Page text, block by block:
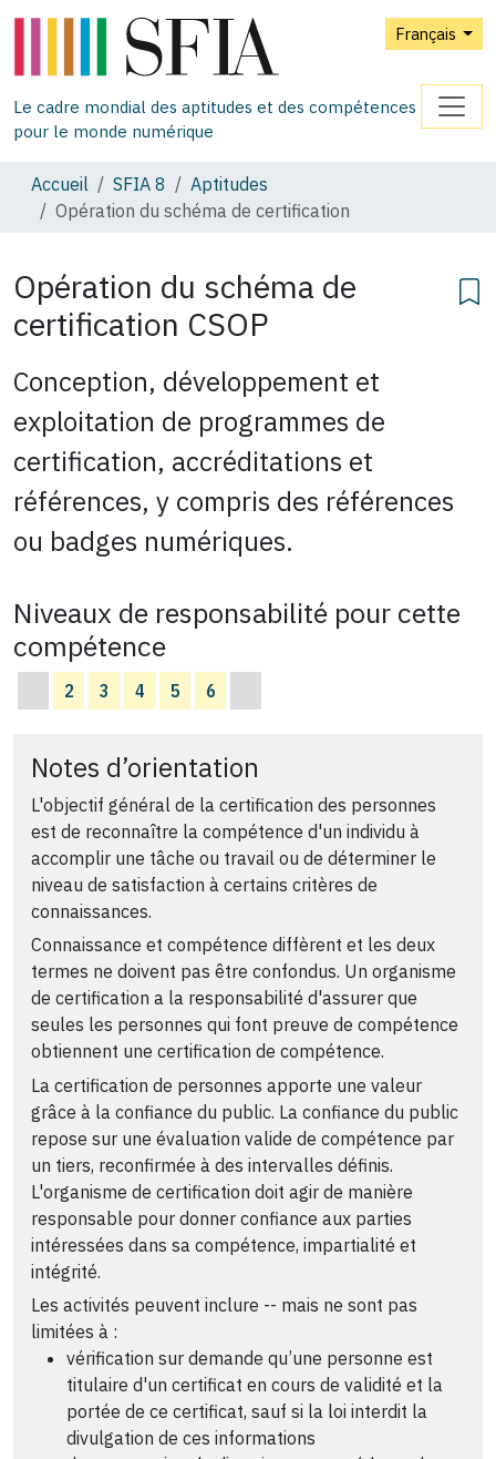
Français
Le cadre mondial des aptitudes et des compétences
pour le monde numérique
Accueil SFIA 8
Aptitudes
Opération du schéma de certification
Opération du schéma de
certification CSOP
Conception, développement et
exploitation de programmes de
certification, accréditations et
références, y compris des références
ou badges numériques.
Niveaux de responsabilité pour cette
compétence
2 3 4 5 6
Notes d’orientation
L'objectif général de la certification des personnes
est de reconnaître la compétence d'un individu à
accomplir une tâche ou travail ou de déterminer le
niveau de satisfaction à certains critères de
connaissances.
Connaissance et compétence diffèrent et les deux
termes ne doivent pas être confondus. Un organisme
de certification a la responsabilité d'assurer que
seules les personnes qui font preuve de compétence
obtiennent une certification de compétence.
La certification de personnes apporte une valeur
grâce à la confiance du public. La confiance du public
repose sur une évaluation valide de compétence par
un tiers, reconfirmée à des intervalles définis.
L'organisme de certification doit agir de manière
responsable pour donner confiance aux parties
intéressées dans sa compétence, impartialité et
intégrité.
Les activités peuvent inclure -- mais ne sont pas
limitées à :
vérification sur demande qu’une personne est
titulaire d'un certificat en cours de validité et la
portée de ce certificat, sauf si la loi interdit la
divulgation de ces informations